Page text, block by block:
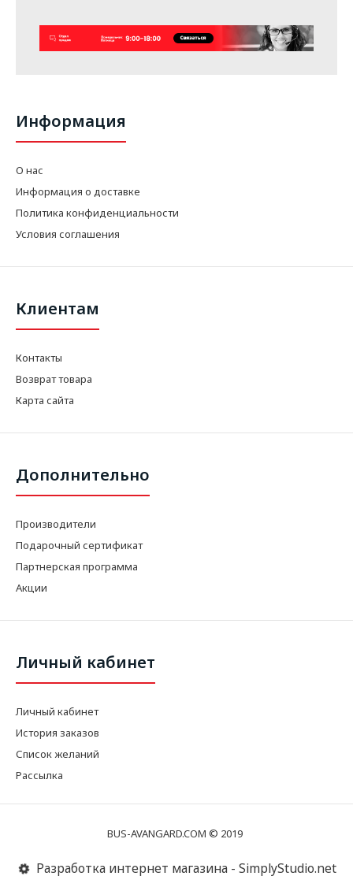
Информация
О нас
Информация о доставке
Политика конфиденциальности
Условия соглашения
Клиентам
Контакты
Возврат товара
Карта сайта
Дополнительно
Производители
Подарочный сертификат
Партнерская программа
Акции
Личный кабинет
Личный кабинет
История заказов
Список желаний
Рассылка
BUS-AVANGARD.COM © 2019
Разработка интернет магазина - SimplyStudio.net